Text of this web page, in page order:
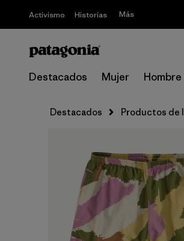
Activismo Historias Más
Destacados Mujer Hombre
Destacados Productos de